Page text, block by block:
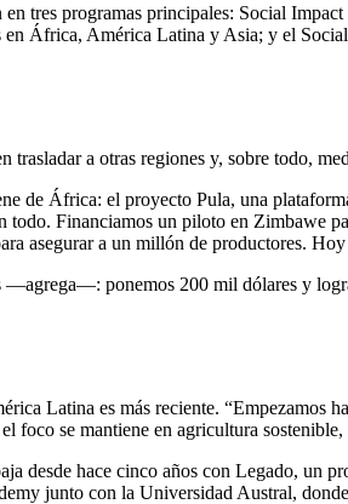
tres programas principales: Social
África, América Latina y Asia; y el
trasladar a otras regiones y, sobre todo,
de África: el proyecto Pula, una
todo. Financiamos un piloto en Zimbawe
asegurar a un millón de productores.
—agrega—: ponemos 200 mil dólares y
Latina es más reciente.
foco se mantiene en agricultura
desde hace cinco años con Legado, un
junto con la Universidad Austral,